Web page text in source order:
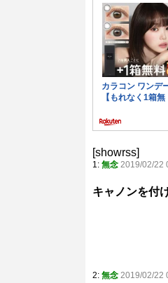
[showrss]
1: 無念 2019/02/22
キャノンを付
2: 無念 2019/02/22